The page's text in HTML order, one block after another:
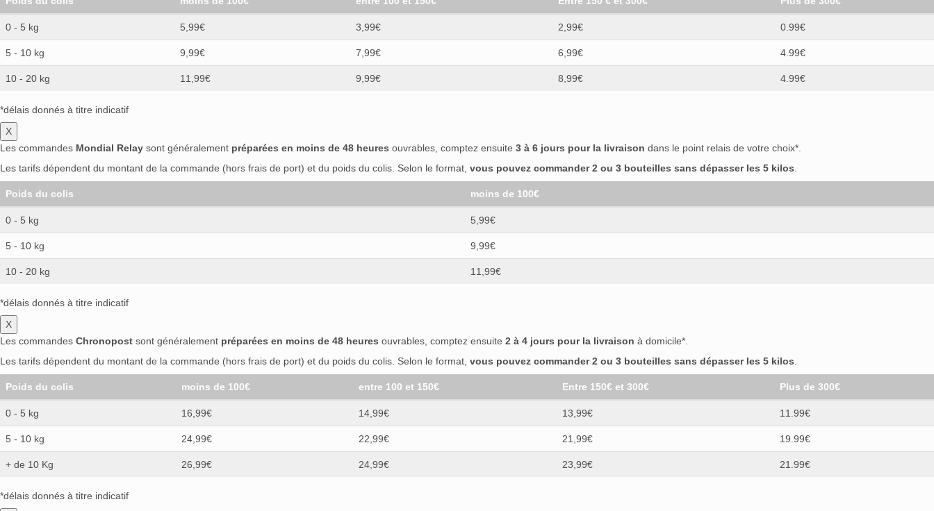
0 - 5 kg 5,99€ 3,99€ 2,99€ 0.99€
5 - 10 kg 9,99€ 7,99€ 6,99€ 4.99€
10 - 20 kg 11,99€ 9,99€ 8,99€ 4.99€
*délais donnés à titre indicatif
X
Les commandes Mondial Relay sont généralement préparées en moins de 48 heures ouvrables, comptez ensuite 3 à 6 jours pour la livraison dans le point relais de votre choix*.
Les tarifs dépendent du montant de la commande (hors frais de port) et du poids du colis. Selon le format, vous pouvez commander 2 ou 3 bouteilles sans dépasser les 5 kilos
Poids du colis moins de 100€
0 - 5 kg 5,99€
5 - 10 kg 9,99€
10 - 20 kg 11,99€
*délais donnés à titre indicatif
X
Les commandes Chronopost sont généralement préparées en moins de 48 heures ouvrables, comptez ensuite 2 à 4 jours pour la livraison à domicile*.
Les tarifs dépendent du montant de la commande (hors frais de port) et du poids du colis. Selon le format, vous pouvez commander 2 ou 3 bouteilles sans dépasser les 5 kilos
Poids du colis moins de 100€ entre 100 et 150€ Entre 150€ et 300€ Plus de 300€
0 - 5 kg 16,99€ 14,99€ 13,99€ 11.99€
5 - 10 kg 24,99€ 22,99€ 21,99€ 19.99€
+ de 10 Kg 26,99€ 24,99€ 23,99€ 21.99€
*délais donnés à titre indicatif